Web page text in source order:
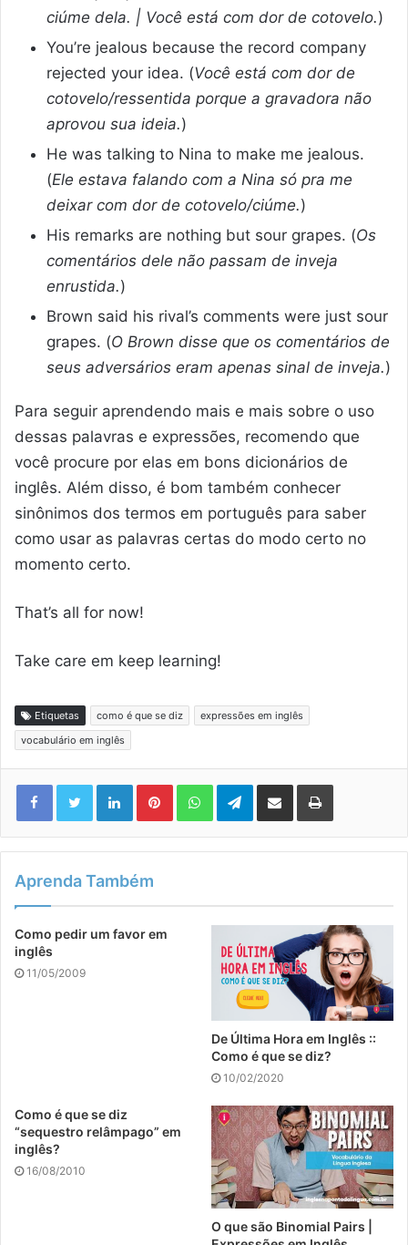
ciúme dela. | Você está com dor de cotovelo.)
You’re jealous because the record company
rejected your idea. (Você está com dor de
cotovelo/ressentida porque a gravadora não
aprovou sua ideia.)
He was talking to Nina to make me jealous.
(Ele estava falando com a Nina só pra me
deixar com dor de cotovelo/ciúme.)
His remarks are nothing but sour grapes. (Os
comentários dele não passam de inveja
enrustida.)
Brown said his rival’s comments were just sour
grapes. (O Brown disse que os comentários de
seus adversários eram apenas sinal de inveja.)
Para seguir aprendendo mais e mais sobre o uso
dessas palavras e expressões, recomendo que
você procure por elas em bons dicionários de
inglês. Além disso, é bom também conhecer
sinônimos dos termos em português para saber
como usar as palavras certas do modo certo no
momento certo.
That’s all for now!
Take care em keep learning!
Etiquetas como é que se diz
expressões em inglês
vocabulário em inglês
LinkedinPinterestWhatsAppTelegram
Compartilhar via e-mail Imprimir
Aprenda Também
Como pedir um favor em
inglês
11/05/2009
De Última Hora em Inglês ::
Como é que se diz?
10/02/2020
Como é que se diz
“sequestro relâmpago” em
inglês?
16/08/2010
O que são Binomial Pairs |